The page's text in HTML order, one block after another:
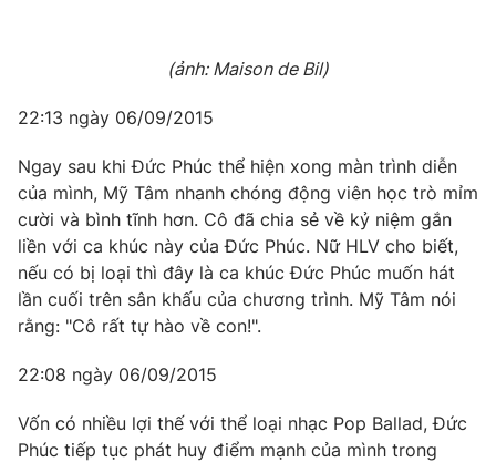
(ảnh: Maison de Bil)
22:13 ngày 06/09/2015
Ngay sau khi Đức Phúc thể hiện xong màn trình diễn
của mình, Mỹ Tâm nhanh chóng động viên học trò mỉm
cười và bình tĩnh hơn. Cô đã chia sẻ về kỷ niệm gắn
liền với ca khúc này của Đức Phúc. Nữ HLV cho biết,
nếu có bị loại thì đây là ca khúc Đức Phúc muốn hát
lần cuối trên sân khấu của chương trình. Mỹ Tâm nói
rằng: "Cô rất tự hào về con!".
22:08 ngày 06/09/2015
Vốn có nhiều lợi thế với thể loại nhạc Pop Ballad, Đức
Phúc tiếp tục phát huy điểm mạnh của mình trong